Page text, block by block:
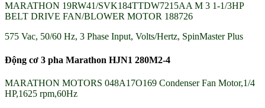
MARATHON 19RW41/SVK184TTDW7215AA M 3 1-1/3HP
BELT DRIVE FAN/BLOWER MOTOR 188726
575 Vac, 50/60 Hz, 3 Phase Input, Volts/Hertz, SpinMaster Plus
Động cơ 3 pha Marathon HJN1 280M2-4
MARATHON MOTORS 048A17O169 Condenser Fan Motor,1/4
HP,1625 rpm,60Hz